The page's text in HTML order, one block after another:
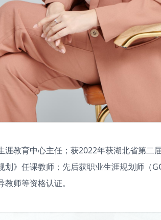
涯教育中心主任；获2022年获湖北省第二
》任课教师；先后获职业生涯规划师（
师等资格认证。